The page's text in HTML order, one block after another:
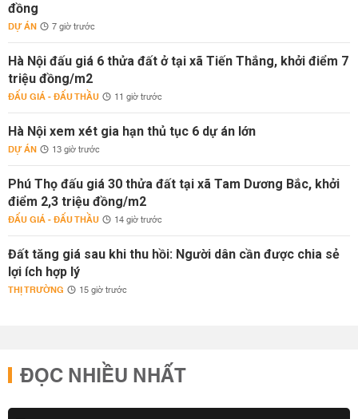
đồng
DỰ ÁN 7 giờ trước
Hà Nội đấu giá 6 thửa đất ở tại xã Tiến Thắng, khởi điểm 7
triệu đồng/m2
ĐẤU GIÁ - ĐẤU THẦU 11 giờ trước
Hà Nội xem xét gia hạn thủ tục 6 dự án lớn
DỰ ÁN 13 giờ trước
Phú Thọ đấu giá 30 thửa đất tại xã Tam Dương Bắc, khởi
điểm 2,3 triệu đồng/m2
ĐẤU GIÁ - ĐẤU THẦU 14 giờ trước
Đất tăng giá sau khi thu hồi: Người dân cần được chia sẻ
lợi ích hợp lý
THỊ TRƯỜNG 15 giờ trước
ĐỌC NHIỀU NHẤT